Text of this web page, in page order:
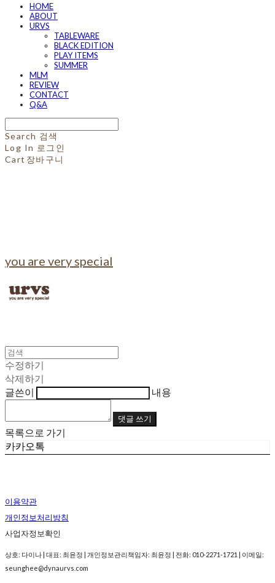
HOME
ABOUT
URVS
TABLEWARE
BLACK EDITION
PLAY ITEMS
SUMMER
MLM
REVIEW
CONTACT
Q&A
Search 검색
Log In 로그인
Cart 장바구니
you are very special
수정하기
삭제하기
글쓴이
내용
댓글 쓰기
목록으로 가기
카카오톡
이용약관
개인정보처리방침
사업자정보확인
상호: 다이나 | 대표: 최윤정 | 개인정보관리책임자: 최윤정 | 전화: 010-2271-1721 | 이메일:
seunghee@dynaurvs.com